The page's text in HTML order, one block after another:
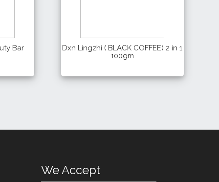
Bar
Dxn Lingzhi ( BLACK COFFEE) 2 in 1
100gm
We Accept